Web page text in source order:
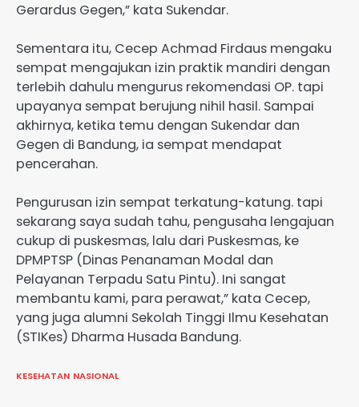
Gerardus Gegen,” kata Sukendar.
Sementara itu, Cecep Achmad Firdaus mengaku
sempat mengajukan izin praktik mandiri dengan
terlebih dahulu mengurus rekomendasi OP. tapi
upayanya sempat berujung nihil hasil. Sampai
akhirnya, ketika temu dengan Sukendar dan
Gegen di Bandung, ia sempat mendapat
pencerahan.
Pengurusan izin sempat terkatung-katung. tapi
sekarang saya sudah tahu, pengusaha lengajuan
cukup di puskesmas, lalu dari Puskesmas, ke
DPMPTSP (Dinas Penanaman Modal dan
Pelayanan Terpadu Satu Pintu). Ini sangat
membantu kami, para perawat,” kata Cecep,
yang juga alumni Sekolah Tinggi Ilmu Kesehatan
(STIKes) Dharma Husada Bandung.
KESEHATAN NASIONAL